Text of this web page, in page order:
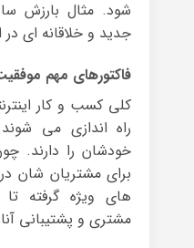
شود. مثال بارزش
جدید و خلاقانه ای در
فاکتورهای مهم
کلی کسب و کار
راه اندازی می
خودشان را دارند.
برای مشتریان شان
های ویژه گرفته
مشتری و پشتیبانی